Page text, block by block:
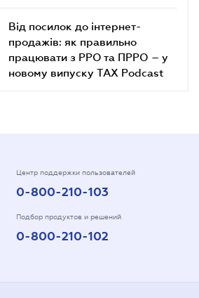
Від посилок до інтернет-
продажів: як правильно
працювати з РРО та ПРРО – у
новому випуску TAX Podcast
Центр поддержки пользователей
0-800-210-103
Подбор продуктов и решений
0-800-210-102